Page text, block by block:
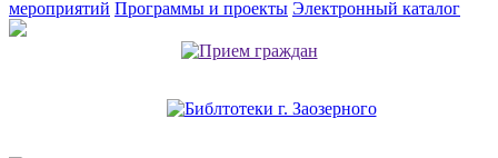
мероприятий Программы и проекты Электронный каталог